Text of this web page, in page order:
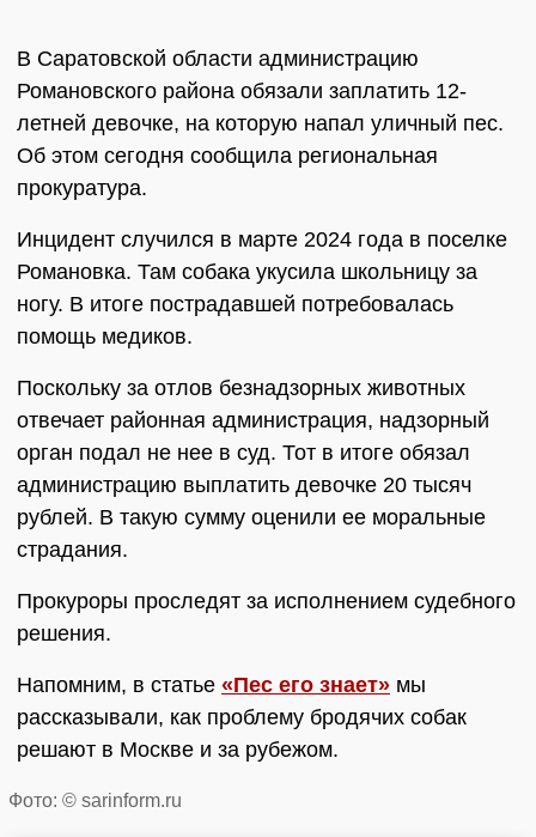
В Саратовской области администрацию
Романовского района обязали заплатить 12-
летней девочке, на которую напал уличный пес.
Об этом сегодня сообщила региональная
прокуратура.
Инцидент случился в марте 2024 года в поселке
Романовка. Там собака укусила школьницу за
ногу. В итоге пострадавшей потребовалась
помощь медиков.
Поскольку за отлов безнадзорных животных
отвечает районная администрация, надзорный
орган подал не нее в суд. Тот в итоге обязал
администрацию выплатить девочке 20 тысяч
рублей. В такую сумму оценили ее моральные
страдания.
Прокуроры проследят за исполнением судебного
решения.
Напомним, в статье «Пес его знает» мы
рассказывали, как проблему бродячих собак
решают в Москве и за рубежом.
Фото: © sarinform.ru